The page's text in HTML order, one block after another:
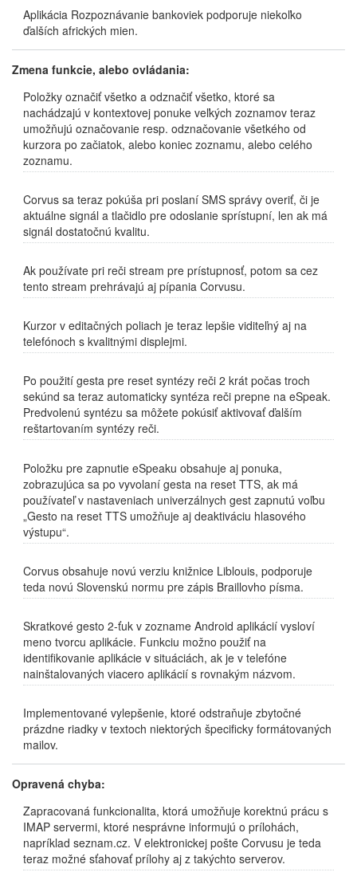
Aplikácia Rozpoznávanie bankoviek podporuje niekoľko
ďalších afrických mien.
Zmena funkcie, alebo ovládania:
Položky označiť všetko a odznačiť všetko, ktoré sa
nachádzajú v kontextovej ponuke veľkých zoznamov teraz
umožňujú označovanie resp. odznačovanie všetkého od
kurzora po začiatok, alebo koniec zoznamu, alebo celého
zoznamu.
Corvus sa teraz pokúša pri poslaní SMS správy overiť, či je
aktuálne signál a tlačidlo pre odoslanie sprístupní, len ak má
signál dostatočnú kvalitu.
Ak používate pri reči stream pre prístupnosť, potom sa cez
tento stream prehrávajú aj pípania Corvusu.
Kurzor v editačných poliach je teraz lepšie viditeľný aj na
telefónoch s kvalitnými displejmi.
Po použití gesta pre reset syntézy reči 2 krát počas troch
sekúnd sa teraz automaticky syntéza reči prepne na eSpeak.
Predvolenú syntézu sa môžete pokúsiť aktivovať ďalším
reštartovaním syntézy reči.
Položku pre zapnutie eSpeaku obsahuje aj ponuka,
zobrazujúca sa po vyvolaní gesta na reset TTS, ak má
používateľ v nastaveniach univerzálnych gest zapnutú voľbu
„Gesto na reset TTS umožňuje aj deaktiváciu hlasového
výstupu“.
Corvus obsahuje novú verziu knižnice Liblouis, podporuje
teda novú Slovenskú normu pre zápis Braillovho písma.
Skratkové gesto 2-ťuk v zozname Android aplikácií vysloví
meno tvorcu aplikácie. Funkciu možno použiť na
identifikovanie aplikácie v situáciách, ak je v telefóne
nainštalovaných viacero aplikácií s rovnakým názvom.
Implementované vylepšenie, ktoré odstraňuje zbytočné
prázdne riadky v textoch niektorých špecificky formátovaných
mailov.
Opravená chyba:
Zapracovaná funkcionalita, ktorá umožňuje korektnú prácu s
IMAP servermi, ktoré nesprávne informujú o prílohách,
napríklad seznam.cz. V elektronickej pošte Corvusu je teda
teraz možné sťahovať prílohy aj z takýchto serverov.